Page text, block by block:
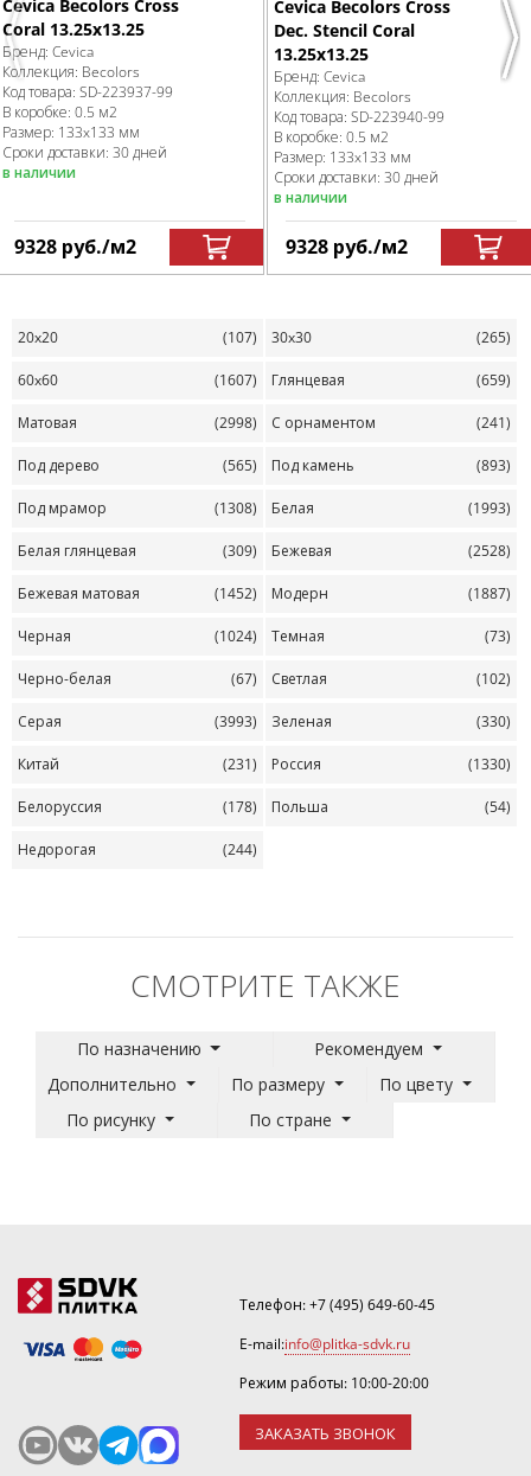
Previous
Cevica Becolors Cross
Coral 13.25х13.25
Бренд: Cevica
Коллекция: Becolors
Код товара: SD-223937-99
В коробке: 0.5 м2
Размер: 133x133 мм
Сроки доставки: 30 дней
в наличии
9328 руб./м2
Cevica Becolors Cross
Dec. Stencil Coral
13.25х13.25
Бренд: Cevica
Коллекция: Becolors
Код товара: SD-223940-99
В коробке: 0.5 м2
Размер: 133x133 мм
Сроки доставки: 30 дней
в наличии
9328 руб./м2
20x20 (107) 30x30 (265)
60x60 (1607) Глянцевая (659)
Матовая (2998) С орнаментом (241)
Под дерево (565) Под камень (893)
Под мрамор (1308) Белая (1993)
Белая глянцевая (309) Бежевая (2528)
Бежевая матовая (1452) Модерн (1887)
Черная (1024) Темная (73)
Черно-белая (67) Светлая (102)
Серая (3993) Зеленая (330)
Китай (231) Россия (1330)
Белоруссия (178) Польша (54)
Недорогая (244)
СМОТРИТЕ ТАКЖЕ
По назначению
Рекомендуем
Дополнительно
По размеру
По цвету
По рисунку
По стране
Телефон:+7 (495) 649-60-45
E-mail:info@plitka-sdvk.ru
Режим работы: 10:00-20:00
ЗАКАЗАТЬ ЗВОНОК